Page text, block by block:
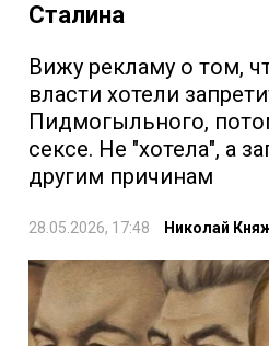
Сталина
Вижу рекламу о том,
власти хотели
Пидмогыльного,
сексе. Не "хотела", а
другим причинам
28.05.2026, 17:48 Николай